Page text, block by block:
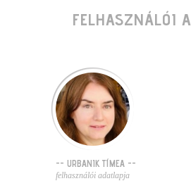
FELHASZNÁLÓI
-- URBANIK TÍMEA --
felhasználói adatlapja